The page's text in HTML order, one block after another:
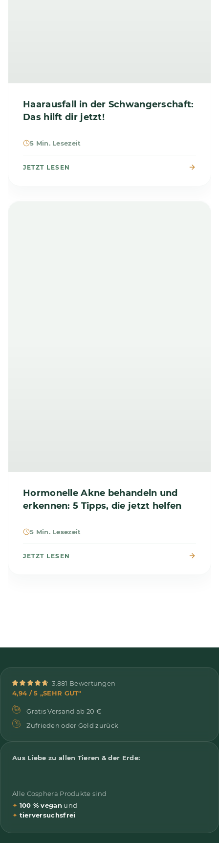
Haarausfall in der Schwangerschaft:
Das hilft dir jetzt!
5 Min. Lesezeit
JETZT LESEN
Hormonelle Akne behandeln und
erkennen: 5 Tipps, die jetzt helfen
5 Min. Lesezeit
JETZT LESEN
3.881 Bewertungen
4,94 / 5 „SEHR GUT"
Gratis Versand ab 20 €
Zufrieden oder Geld zurück
Aus Liebe zu allen Tieren & der Erde:
Alle Cosphera Produkte sind
✦ 100 % vegan und
✦ tierversuchsfrei